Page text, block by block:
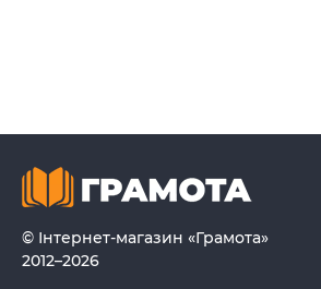
© Інтернет-магазин «Грамота»
2012–2026